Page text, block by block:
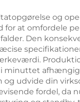
og
at omfordele
Den
i minuttet
og udvide din
fordel, da